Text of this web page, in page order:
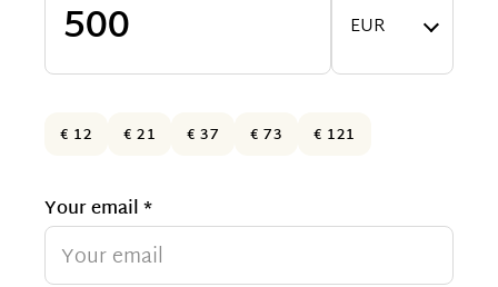
EUR
€ 12 € 21 € 37 € 73 € 121
Your email *